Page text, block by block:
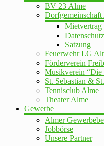
BV 23 Alme
Dorfgemeinschaft
Mietvertrag
Satzung
Feuerwehr LG
Förderverein
Musikverein
St. Sebastian &
Tennisclub Alme
Theater Alme
Gewerbe
Almer
Jobbörse
Unsere Partner